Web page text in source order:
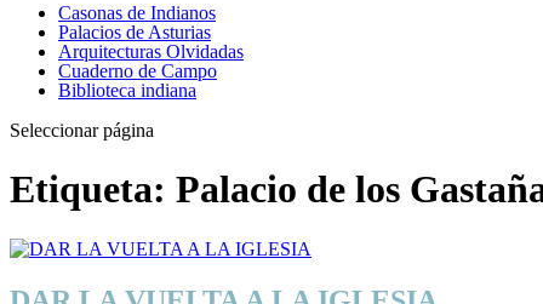
Casonas de Indianos
Palacios de Asturias
Arquitecturas Olvidadas
Cuaderno de Campo
Biblioteca indiana
Seleccionar página
Etiqueta: Palacio de los